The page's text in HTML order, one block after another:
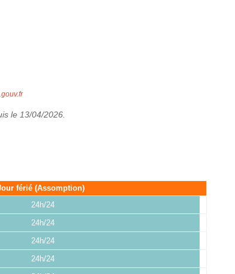
le 13/04/2026.
férié (Assomption)
24h/24
24h/24
24h/24
24h/24